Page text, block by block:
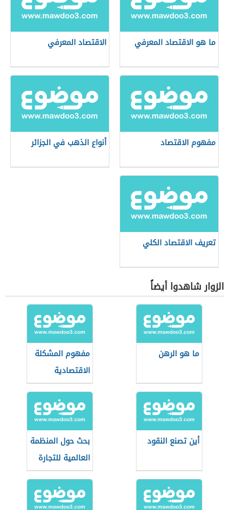
ما هو الاقتصاد المعرفي الاقتصاد المعرفي
مفهوم الاقتصاد أنواع الذهب في الجزائر
تعريف الاقتصاد الكلي
الزوار شاهدوا أيضاً
ما هو الرهن
مفهوم المشكلة
الاقتصادية
أين تصنع النقود
بحث حول المنظمة
العالمية للتجارة